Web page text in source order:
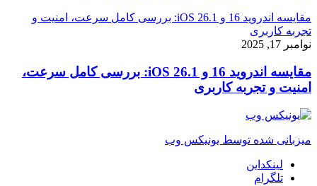
مقایسه اندروید 16 و iOS 26.1: بررسی کامل سرعت، امنیت و
تجربه کاربری
نوامبر 17, 2025
مقایسه اندروید 16 و iOS 26.1: بررسی کامل سرعت،
امنیت و تجربه کاربری
میزبانی شده توسط یونیکس وب
لینکداین
تلگرام